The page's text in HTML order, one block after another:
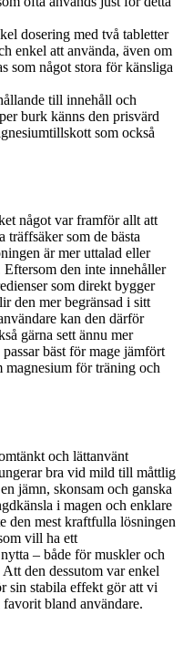
dosering med två tabletter
enkel att använda, även om
som något stora för känsliga
till innehåll och
burk känns den prisvärd
som också
något var framför allt att
som de bästa
är mer uttalad eller
den inte innehåller
som direkt bygger
den mer begränsad i sitt
kan den därför
gärna sett ännu mer
bäst för mage jämfört
magnesium för träning och
och lättanvänt
bra vid mild till måttlig
jämn, skonsam och ganska
i magen och enklare
den mest kraftfulla lösningen
vill ha ett
– både för muskler och
den dessutom var enkel
sin stabila effekt gör att vi
bland användare.